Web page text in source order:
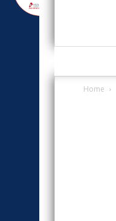
Home